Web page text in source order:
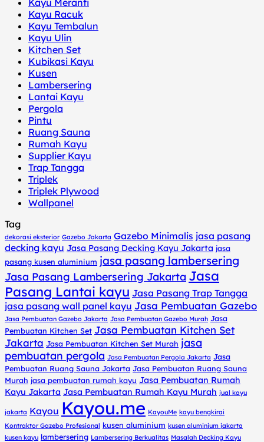
Kayu Racuk
Kayu Tembalun
Kayu Ulin
Kitchen Set
Kubikasi Kayu
Kusen
Lambersering
Lantai Kayu
Pergola
Pintu
Ruang Sauna
Rumah Kayu
Supplier Kayu
Trap Tangga
Triplek
Triplek Plywood
Wallpanel
Tag
dekorasi eksterior Gazebo Jakarta Gazebo Minimalis jasa pasang
decking kayu Jasa Pasang Decking Kayu Jakarta jasa
pasang kusen aluminium jasa pasang lambersering
Jasa Pasang Lambersering Jakarta Jasa
Pasang Lantai kayu Jasa Pasang Trap Tangga
jasa pasang wall panel kayu Jasa Pembuatan Gazebo
Jasa Pembuatan Gazebo Jakarta Jasa Pembuatan Gazebo Murah Jasa
Pembuatan Kitchen Set Jasa Pembuatan Kitchen Set
Jakarta Jasa Pembuatan Kitchen Set Murah jasa
pembuatan pergola Jasa Pembuatan Pergola Jakarta Jasa
Pembuatan Ruang Sauna Jakarta Jasa Pembuatan Ruang Sauna
Murah jasa pembuatan rumah kayu Jasa Pembuatan Rumah
Kayu Jakarta Jasa Pembuatan Rumah Kayu Murah jual kayu
jakarta Kayou Kayou.me KayouMe kayu bengkirai
Kontraktor Gazebo Profesional kusen aluminium kusen aluminium jakarta
kusen kayu lambersering Lambersering Berkualitas Masalah Decking Kayu